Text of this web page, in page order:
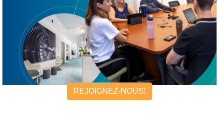
REJOIGNEZ-NOUS!